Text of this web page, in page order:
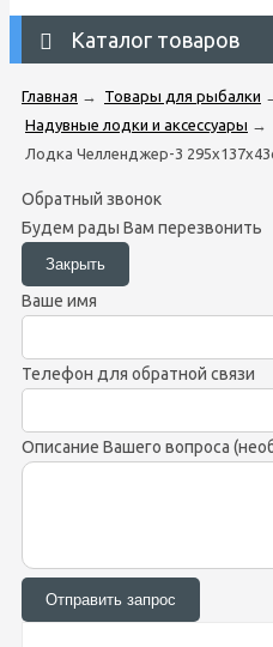
Каталог товаров
Главная → Товары для рыбалки
Надувные лодки и аксессуары →
Лодка Челленджер-3
Обратный звонок
Будем рады Вам перезвонить
Ваше имя
Телефон для обратной связи
Описание Вашего вопроса